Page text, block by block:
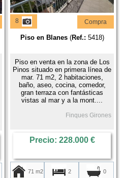
8 Compra
Piso en Blanes(Ref.: 5418)
Piso en venta en la zona de Los
Pinos situado en primera línea de
mar. 71 m2, 2 habitaciones,
baño, aseo, cocina, comedor,
gran terraza con fantásticas
vistas al mar y a la mont....
Finques Girones
Precio: 228.000 €
71 m2
2
0